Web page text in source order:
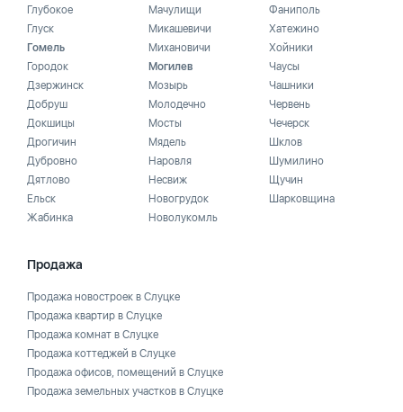
Глубокое
Глуск
Гомель
Городок
Дзержинск
Добруш
Докшицы
Дрогичин
Дубровно
Дятлово
Ельск
Жабинка
Мачулищи
Микашевичи
Михановичи
Могилев
Мозырь
Молодечно
Мосты
Мядель
Наровля
Несвиж
Новогрудок
Новолукомль
Фаниполь
Хатежино
Хойники
Чаусы
Чашники
Червень
Чечерск
Шклов
Шумилино
Щучин
Шарковщина
Продажа
Продажа новостроек в Слуцке
Продажа квартир в Слуцке
Продажа комнат в Слуцке
Продажа коттеджей в Слуцке
Продажа офисов, помещений в Слуцке
Продажа земельных участков в Слуцке